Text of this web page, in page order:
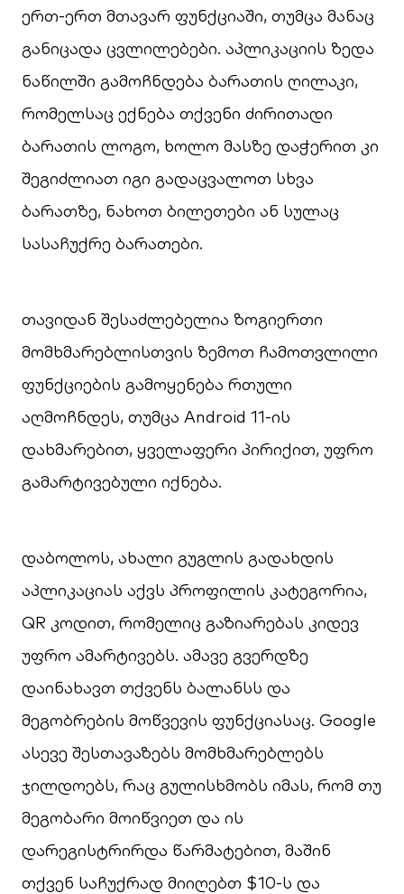
ერთ-ერთ მთავარ ფუნქციაში, თუმცა მანაც
განიცადა ცვლილებები. აპლიკაციის ზედა
ნაწილში გამოჩნდება ბარათის ღილაკი,
რომელსაც ექნება თქვენი ძირითადი
ბარათის ლოგო, ხოლო მასზე დაჭერით კი
შეგიძლიათ იგი გადაცვალოთ სხვა
ბარათზე, ნახოთ ბილეთები ან სულაც
სასაჩუქრე ბარათები.
თავიდან შესაძლებელია ზოგიერთი
მომხმარებლისთვის ზემოთ ჩამოთვლილი
ფუნქციების გამოყენება რთული
აღმოჩნდეს, თუმცა Android 11-ის
დახმარებით, ყველაფერი პირიქით, უფრო
გამარტივებული იქნება.
დაბოლოს, ახალი გუგლის გადახდის
აპლიკაციას აქვს პროფილის კატეგორია,
QR კოდით, რომელიც გაზიარებას კიდევ
უფრო ამარტივებს. ამავე გვერდზე
დაინახავთ თქვენს ბალანსს და
მეგობრების მოწვევის ფუნქციასაც. Google
ასევე შესთავაზებს მომხმარებლებს
ჯილდოებს, რაც გულისხმობს იმას, რომ თუ
მეგობარი მოიწვიეთ და ის
დარეგისტრირდა წარმატებით, მაშინ
თქვენ საჩუქრად მიიღებთ $10-ს და